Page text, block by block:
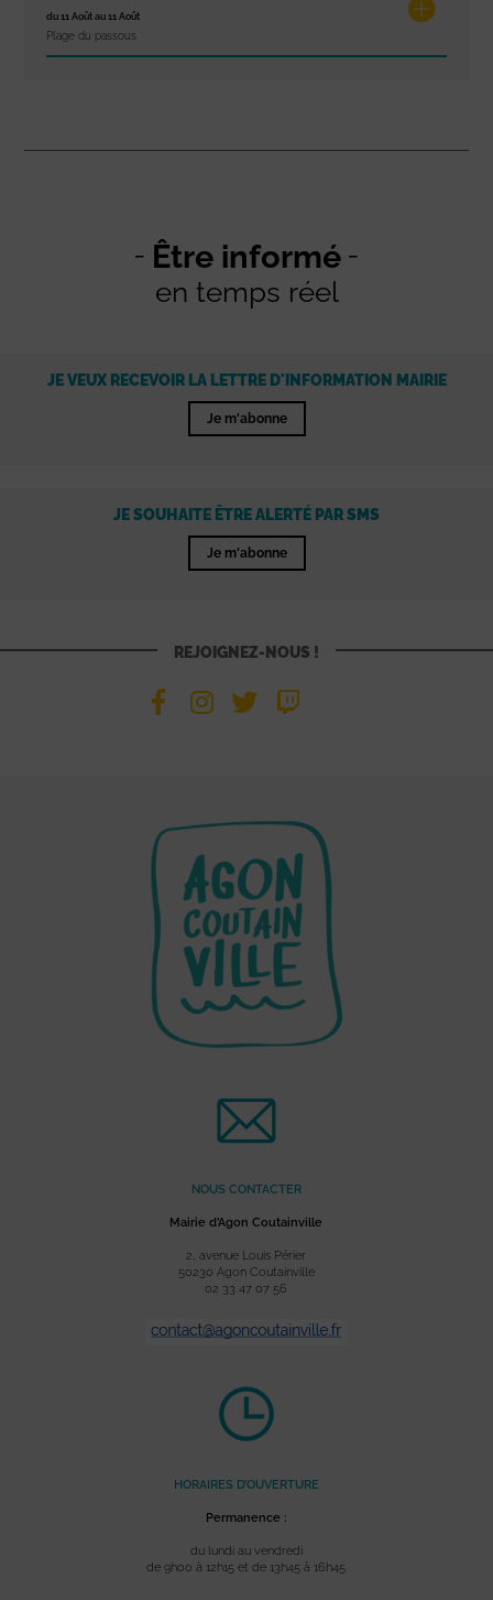
du 11 Août au 11 Août
Plage du passous
Être informé
en temps réel
JE VEUX RECEVOIR LA LETTRE D'INFORMATION MAIRIE
Je m'abonne
JE SOUHAITE ÊTRE ALERTÉ PAR SMS
Je m'abonne
REJOIGNEZ-NOUS !
NOUS CONTACTER
Mairie d’Agon Coutainville
2, avenue Louis Périer
50230 Agon Coutainville
02 33 47 07 56
HORAIRES D’OUVERTURE
Permanence :
du lundi au vendredi
de 9h00 à 12h15 et de 13h45 à 16h45